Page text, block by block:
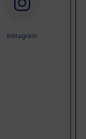
Instagram